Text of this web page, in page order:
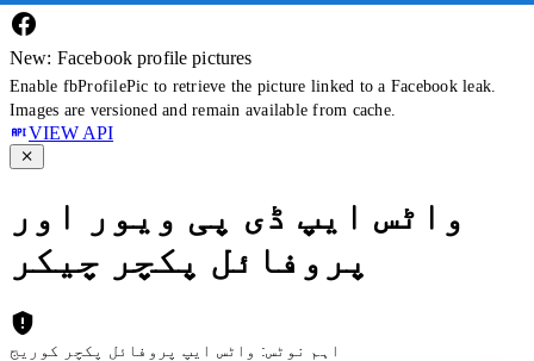
New: Facebook profile pictures
Enable fbProfilePic to retrieve the picture linked to a Facebook leak.
Images are versioned and remain available from cache.
VIEW API
واٹس ایپ ڈی پی ویور اور
پروفائل پکچر چیکر
اہم نوٹس: واٹس ایپ پروفائل پکچر کوریج